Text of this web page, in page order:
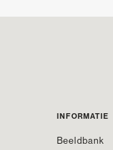
INFORMATIE
Beeldbank